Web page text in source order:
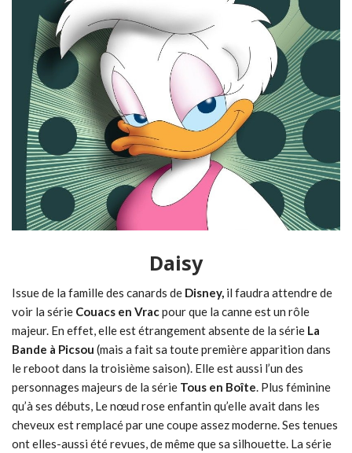
Daisy
Issue de la famille des canards de Disney, il faudra attendre de
voir la série Couacs en Vracpour que la canne est un rôle
majeur. En effet, elle est étrangement absente de la série La
Bande à Picsou (mais a fait sa toute première apparition dans
le reboot dans la troisième saison). Elle est aussi l’un des
personnages majeurs de la série Tous en Boîte. Plus féminine
qu’à ses débuts, Le nœud rose enfantin qu’elle avait dans les
cheveux est remplacé par une coupe assez moderne. Ses tenues
ont elles-aussi été revues, de même que sa silhouette. La série